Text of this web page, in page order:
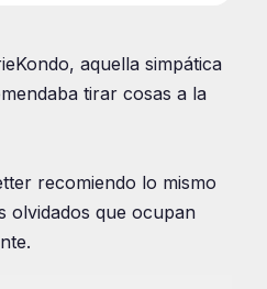
aquella simpática
tirar cosas a la
recomiendo lo mismo
olvidados que ocupan